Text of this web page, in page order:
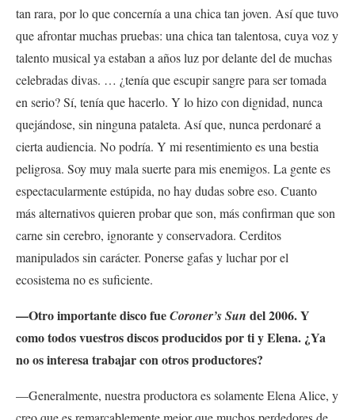
tan rara, por lo que concernía a una chica tan joven. Así que tuvo
que afrontar muchas pruebas: una chica tan talentosa, cuya voz y
talento musical ya estaban a años luz por delante del de muchas
celebradas divas. … ¿tenía que escupir sangre para ser tomada
en serio? Sí, tenía que hacerlo. Y lo hizo con dignidad, nunca
quejándose, sin ninguna pataleta. Así que, nunca perdonaré a
cierta audiencia. No podría. Y mi resentimiento es una bestia
peligrosa. Soy muy mala suerte para mis enemigos. La gente es
espectacularmente estúpida, no hay dudas sobre eso. Cuanto
más alternativos quieren probar que son, más confirman que son
carne sin cerebro, ignorante y conservadora. Cerditos
manipulados sin carácter. Ponerse gafas y luchar por el
ecosistema no es suficiente.
—Otro importante disco fueCoroner’s Sun del 2006. Y
como todos vuestros discos producidos por ti y Elena. ¿Ya
no os interesa trabajar con otros productores?
—Generalmente, nuestra productora es solamente Elena Alice, y